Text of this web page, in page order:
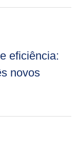
eficiência:
novos